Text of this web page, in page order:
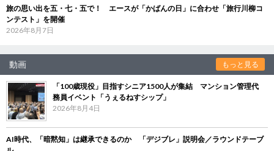
旅の思い出を五・七・五で！ エースが「かばんの日」に合わせ「旅行川柳コ
ンテスト」を開催
2026年8月7日
動画 もっと見る
「100歳現役」目指すシニア1500人が集結 マンション管理代
務員イベント「うぇるねすシップ」
2026年8月4日
AI時代、「暗黙知」は継承できるのか 「デジブレ」説明会／ラウンドテーブ